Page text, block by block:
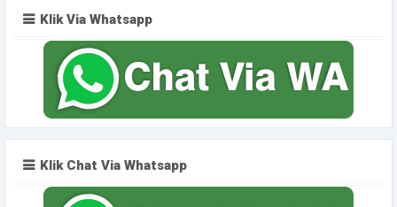
Klik Via Whatsapp
Klik Chat Via Whatsapp